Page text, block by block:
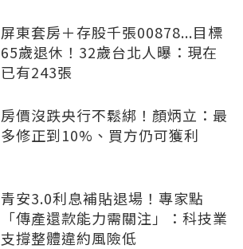
屏東套房＋存股千張00878...目標
65歲退休！32歲台北人曝：現在
已有243張
房價沒跌央行不鬆綁！顏炳立：最
多修正到10%、買方仍可獲利
青安3.0利息補貼退場！專家點
「傳產還款能力需關注」：科技業
支撐整體違約風險低